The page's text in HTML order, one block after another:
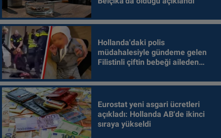
Hollanda'daki polis
müdahalesiyle gündeme gelen
Filistinli çiftin bebeği aileden
Eurostat yeni asgari ücretleri
açıkladı: Hollanda AB'de ikinci
sıraya yükseldi